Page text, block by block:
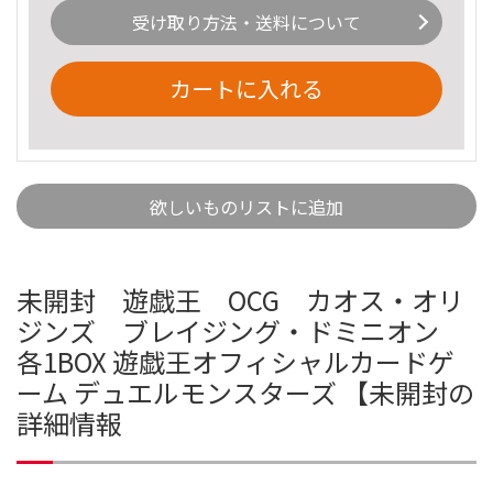
受け取り方法・送料について
カートに入れる
欲しいものリストに追加
未開封 遊戯王 OCG カオス・オリ
ジンズ ブレイジング・ドミニオン
各1BOX 遊戯王オフィシャルカードゲ
ーム デュエルモンスターズ 【未開封の
詳細情報